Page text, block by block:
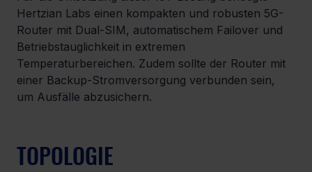
Hertzian Labs einen kompakten und robusten 5G-
Router mit Dual-SIM, automatischem Failover und
Betriebstauglichkeit in extremen
Temperaturbereichen. Zudem sollte der Router mit
einer Backup-Stromversorgung verbunden sein,
um Ausfälle abzusichern.
TOPOLOGIE